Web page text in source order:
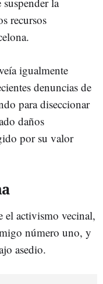
recursos
igualmente
denuncias de
para diseccionar
daños
por su valor
el activismo vecinal,
número uno, y
asedio.